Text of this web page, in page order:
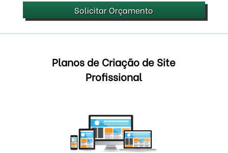
Solicitar Orçamento
Planos de Criação de Site
Profissional